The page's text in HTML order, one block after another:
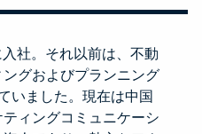
社。それ以前は、不動
グおよびプランニング
いました。現在は中国
ィングコミュニケーシ